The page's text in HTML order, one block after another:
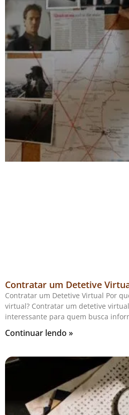
Contratar um Detetive
Contratar um Detetive Virtual Por
virtual? Contratar um detetive
interessante para quem busca
Continuar lendo »